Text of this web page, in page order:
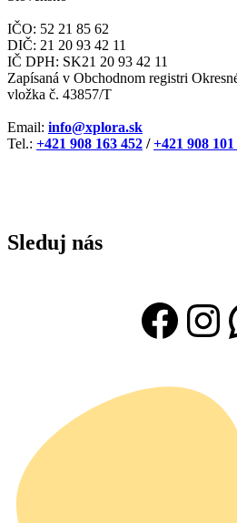
IČO: 52 21 85 62
DIČ: 21 20 93 42 11
IČ DPH: SK21 20 93 42 11
Zapísaná v Obchodnom registri
vložka č. 43857/T
Email: info@xplora.sk
Tel.: +421 908 163 452 /+421 908 101
Sleduj nás